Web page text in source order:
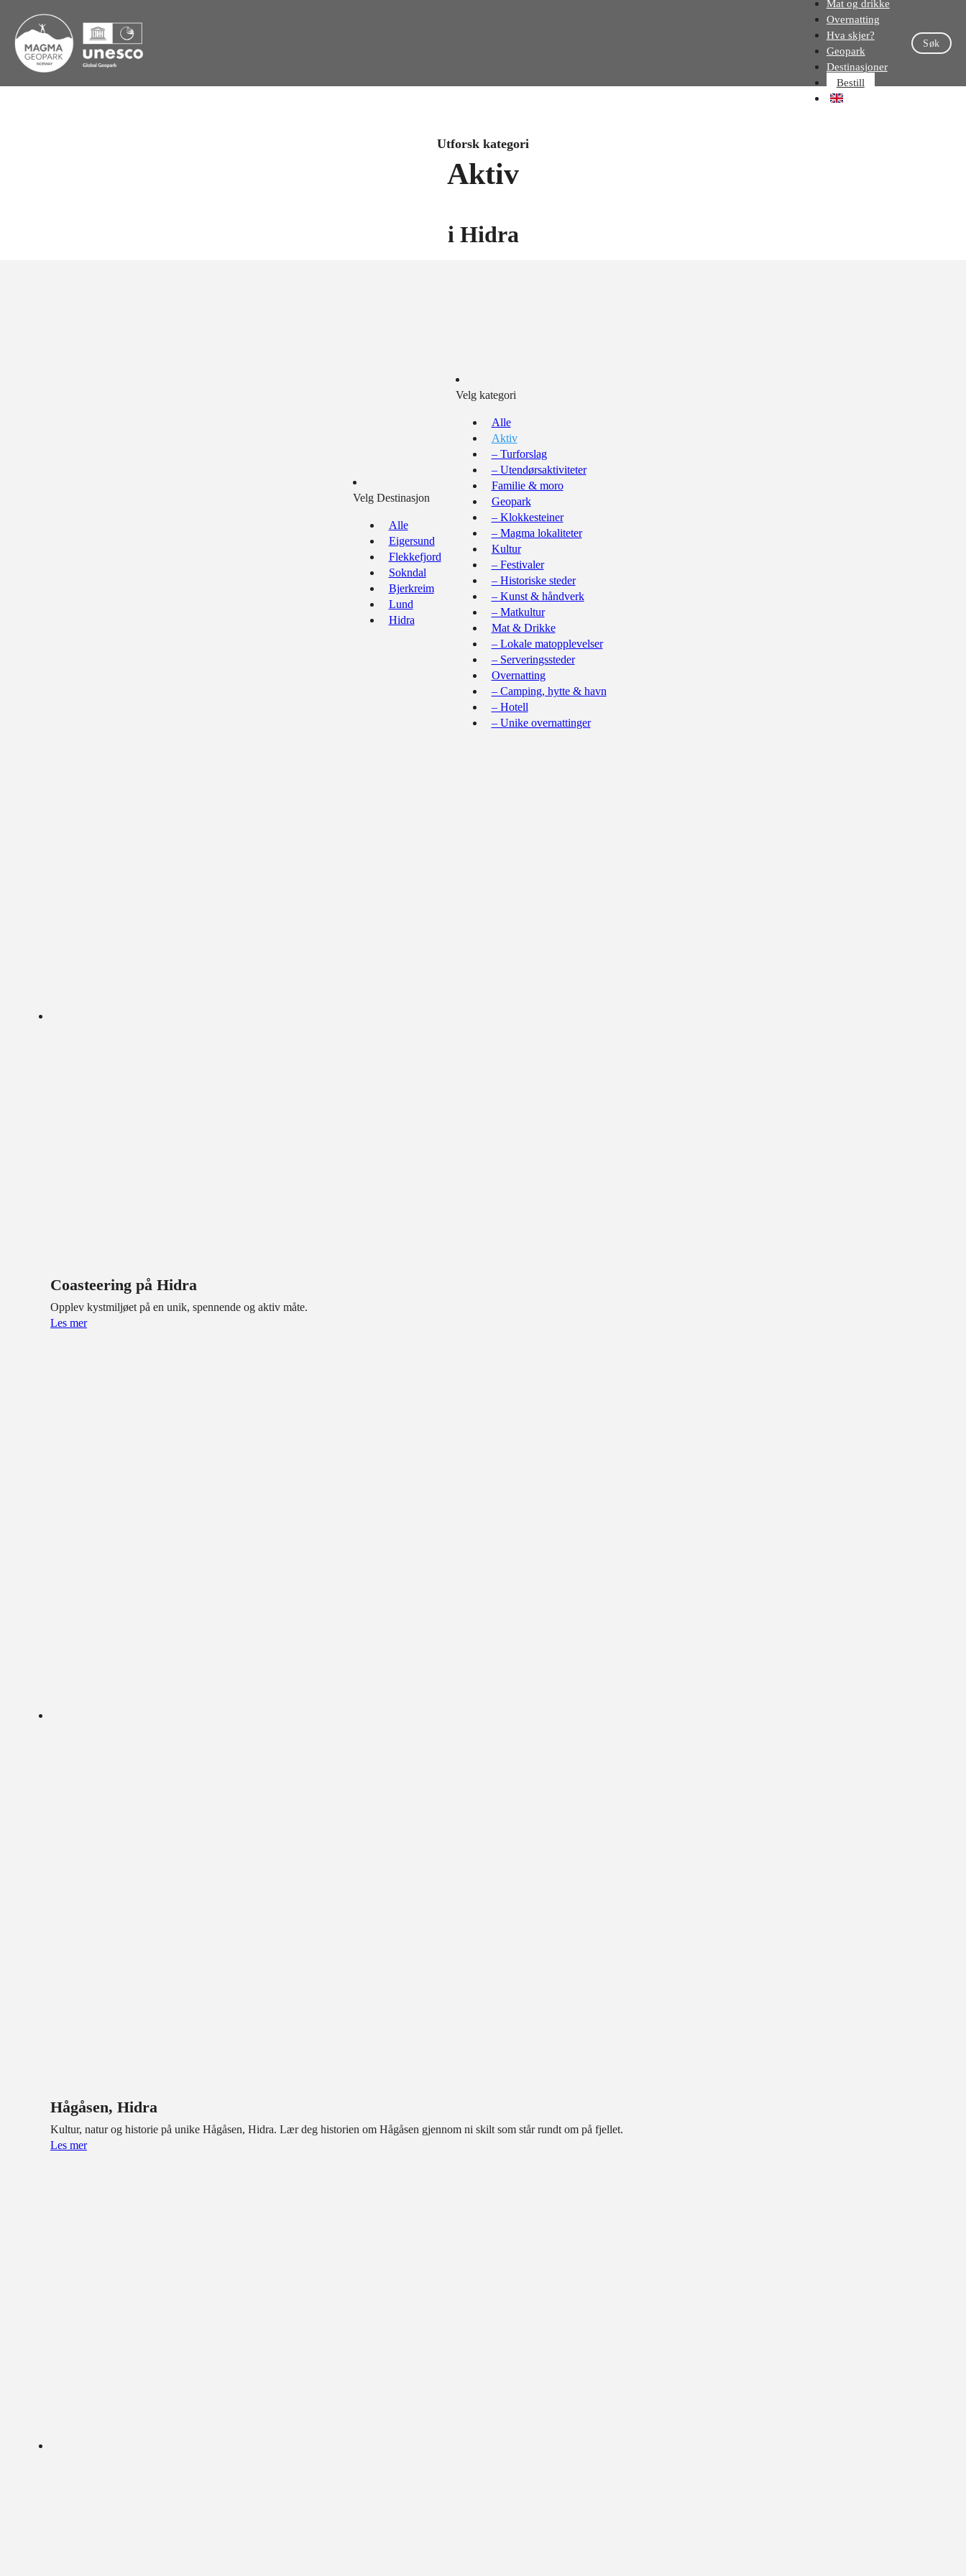
Mat og drikke
Overnatting
Hva skjer?
Geopark
Destinasjoner
Bestill
Søk
Utforsk kategori
Aktiv
i Hidra
Velg Destinasjon
Alle
Eigersund
Flekkefjord
Sokndal
Bjerkreim
Lund
Hidra
Velg kategori
Alle
Aktiv
– Turforslag
– Utendørsaktiviteter
Familie & moro
Geopark
– Klokkesteiner
– Magma lokaliteter
Kultur
– Festivaler
– Historiske steder
– Kunst & håndverk
– Matkultur
Mat & Drikke
– Lokale matopplevelser
– Serveringssteder
Overnatting
– Camping, hytte & havn
– Hotell
– Unike overnattinger
Coasteering på Hidra
Opplev kystmiljøet på en unik, spennende og aktiv måte.
Les mer
Hågåsen, Hidra
Kultur, natur og historie på unike Hågåsen, Hidra. Lær deg historien om Hågåsen gjennom ni skilt som står rundt om på fjellet.
Les mer